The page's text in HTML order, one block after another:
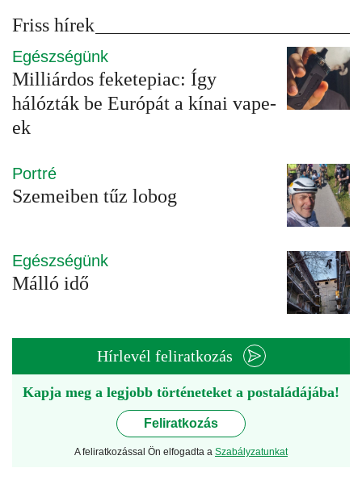
Friss hírek
Egészségünk
Milliárdos feketepiac: Így
hálózták be Európát a kínai vape-
ek
Portré
Szemeiben tűz lobog
Egészségünk
Málló idő
Hírlevél feliratkozás
Kapja meg a legjobb történeteket a postaládájába!
Feliratkozás
A feliratkozással Ön elfogadta a Szabályzatunkat